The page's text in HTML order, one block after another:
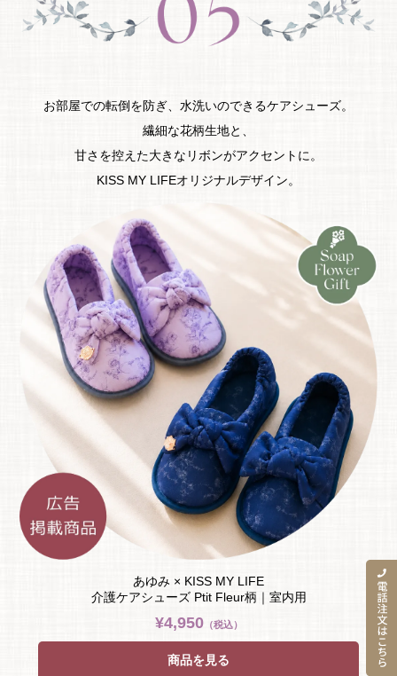
お部屋での転倒を防ぎ、水洗いのできるケアシューズ。
繊細な花柄生地と、
甘さを控えた大きなリボンがアクセントに。
KISS MY LIFEオリジナルデザイン。
あゆみ × KISS MY LIFE
介護ケアシューズ Ptit Fleur柄｜室内用
¥4,950（税込）
商品を見る